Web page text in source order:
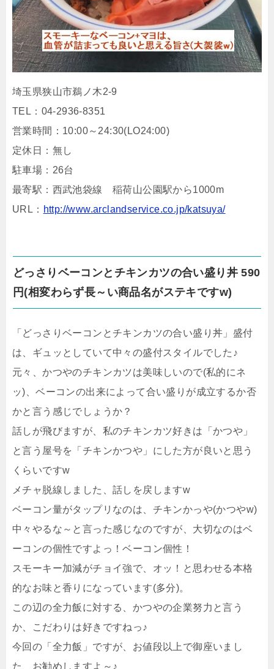
埼玉県狭山市鵜ノ木2-9
TEL：04-2936-8351
営業時間：10:00～24:30(LO24:00)
定休日：無し
駐車場：26台
最寄駅：西武池袋線 稲荷山公園駅から1000m
URL： http://www.arclandservice.co.jp/katsuya/
どっさりベーコンとチキンカツの合い盛り丼 590
円(相変わらず長～い商品名がステキですw)
「どっさりベーコンとチキンカツの合い盛り丼」盛付
は、ギュッとしていて中々の盛付スタイルでした♪
元々、かつやのチキンカツは美味しいので(私的にネ
ッ)、ベーコンの出来によって合い盛りが成立するか否
かと言う感じでしょうか？
話しが飛びますが、私のチキンカツ好きは「かつや」
と言う屋号を「チキンかつや」にした方が良いと思う
くらいですw
メチャ脱線しました、話しを戻しますw
ベーコン量がタップリなのは、チキンかっや(かつやw)
中々やるな～と言った感じなのですが、大切なのはベ
ーコンの個性ですよっ！ベーコン個性！
スモーキー加減がチョイ強で、オッ！と思わせる本格
的なお味と香りになっています(多分)。
この辺の全力飯に対する、かつやの企業努力と言う
か、こだわりは好きですねっ♪
今回の「全力飯」ですが、お値段以上で御座いまし
た、お勧めしますよ～♪